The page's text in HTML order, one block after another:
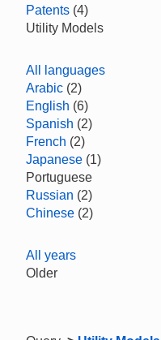
Patents (4)
Utility Models
All languages
Arabic (2)
English (6)
Spanish (2)
French (2)
Japanese (1)
Portuguese
Russian (2)
Chinese (2)
All years
Older